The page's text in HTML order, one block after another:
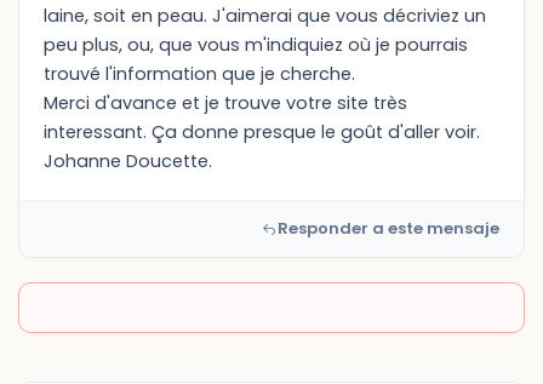
laine, soit en peau. J'aimerai que vous décriviez un
peu plus, ou, que vous m'indiquiez où je pourrais
trouvé l'information que je cherche.
Merci d'avance et je trouve votre site très
interessant. Ça donne presque le goût d'aller voir.
Johanne Doucette.
Responder a este mensaje